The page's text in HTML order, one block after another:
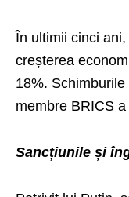
În ultimii cinci
creșterea
18%.
membre BRICS
Sancțiunile și